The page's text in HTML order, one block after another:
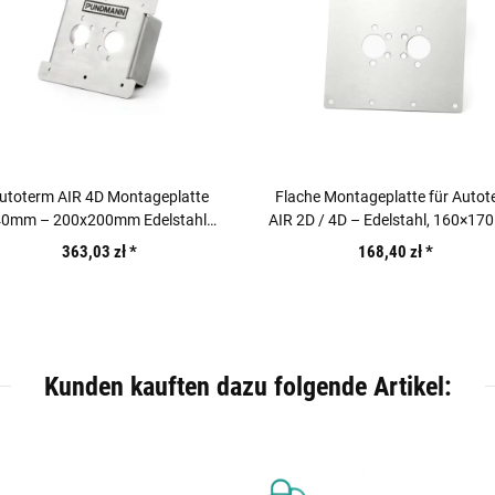
AIR 4D Montageplatte
– 200x200mm Edelstahl
Bodeneinbau
363,03 zł*
Flache Montageplatte für
AIR 2D / 4D – Edelstahl,
168,40 zł*
Kunden kauften dazu folgende Artikel: